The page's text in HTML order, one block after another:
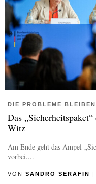
DIE PROBLEME BLEIBEN
Das
Witz
Am Ende geht das Ampel-
vorbei....
VON SANDRO SERAFIN |